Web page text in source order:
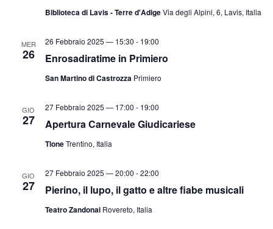
Biblioteca di Lavis - Terre d'AdigeVia degli Alpini, 6, Lavis, Italia
MER
26 Enrosadiratime in Primiero
26 Febbraio 2025 — 15:30 - 19:00
San Martino di Castrozza Primiero
GIO
27 Apertura Carnevale Giudicariese
27 Febbraio 2025 — 17:00 - 19:00
TioneTrentino, Italia
GIO
27 Pierino, il lupo, il gatto e altre fiabe musicali
27 Febbraio 2025 — 20:00 -22:00
Teatro Zandonai Rovereto, Italia